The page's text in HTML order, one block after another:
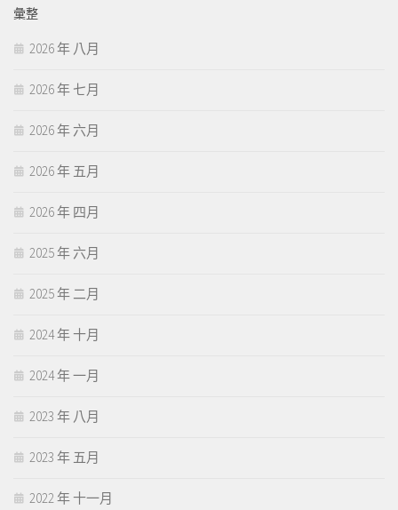
彙整
2026 年 八月
2026 年 七月
2026 年 六月
2026 年 五月
2026 年 四月
2025 年 六月
2025 年 二月
2024 年 十月
2024 年 一月
2023 年 八月
2023 年 五月
2022 年 十一月